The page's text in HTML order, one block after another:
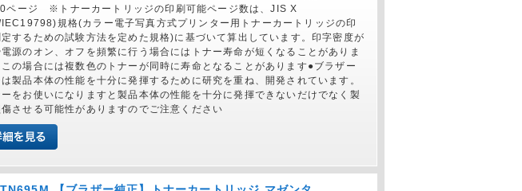
ページ ※トナーカートリッジの印刷可能ページ数は、JIS X
規格(カラー電子写真方式プリンター用トナーカートリッジの印
するための試験方法を定めた規格)に基づいて算出しています。印字密度が
源のオン、オフを頻繁に行う場合にはトナー寿命が短くなることがありま
の場合には複数色のトナーが同時に寿命となることがあります●ブラザー
製品本体の性能を十分に発揮するために研究を重ね、開発されています。
をお使いになりますと製品本体の性能を十分に発揮できないだけでなく製
させる可能性がありますのでご注意ください